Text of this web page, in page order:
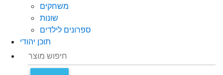
משחקים
שונות
ספרונים לילדים
תוכן יהודי